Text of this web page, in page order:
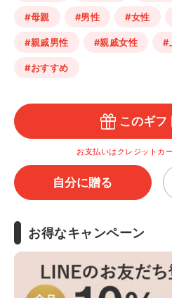
#母親 #男性 #女性
#親戚男性 #親戚女性 #
#おすすめ
このギフ
お支払いはクレジットカ
自分に贈る
お得なキャンペーン